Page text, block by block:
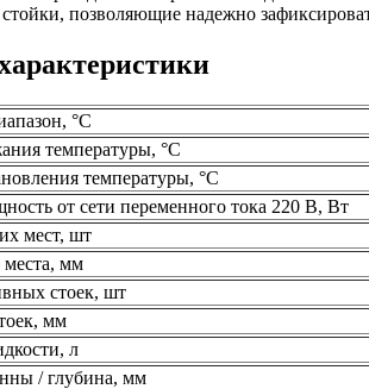
позволяющие надежно
°С
температуры, °С
температуры, °С
от сети переменного тока 220 В, Вт
мест, шт
места, мм
стоек, шт
мм
л
/ глубина, мм